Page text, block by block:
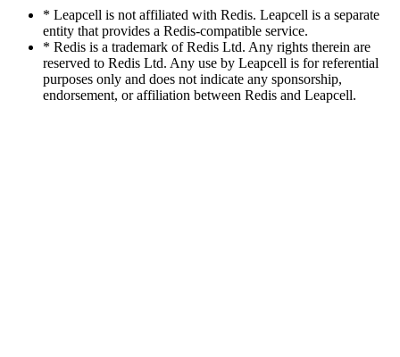
* Leapcell is not affiliated with Redis. Leapcell is a separate
entity that provides a Redis-compatible service.
* Redis is a trademark of Redis Ltd. Any rights therein are
reserved to Redis Ltd. Any use by Leapcell is for referential
purposes only and does not indicate any sponsorship,
endorsement, or affiliation between Redis and Leapcell.